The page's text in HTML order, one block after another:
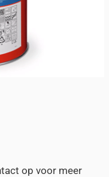
op voor meer